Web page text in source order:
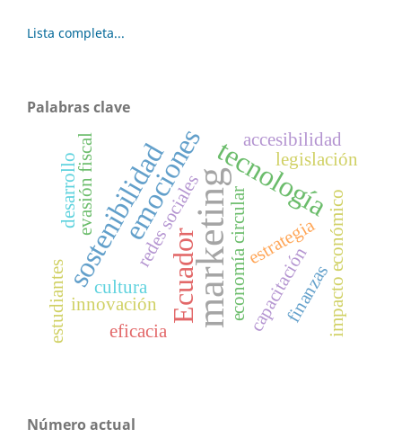
Lista completa...
Palabras clave
marketing
emociones
sostenibilidad tecnología
Ecuador
cultura
evasión fiscal
capacitación
economía circularestrategiaimpacto económico
innovación
accesibilidad
redes sociales
legislación
finanzas
desarrollo
eficacia
estudiantes
Número actual